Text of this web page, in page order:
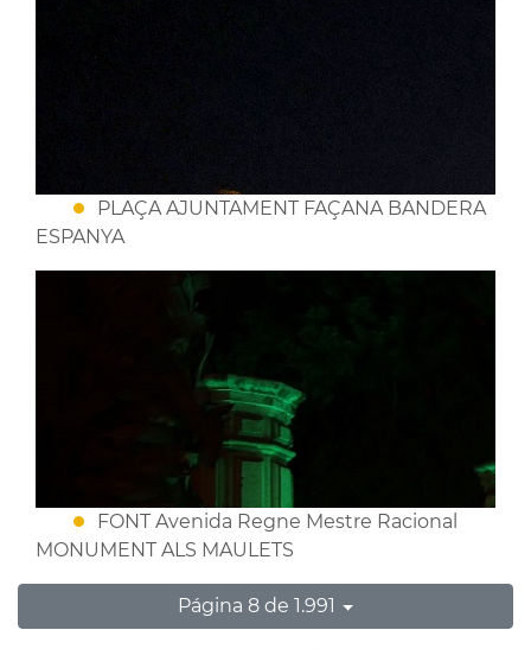
PLAÇA AJUNTAMENT FAÇANA BANDERA
ESPANYA
FONT Avenida Regne Mestre Racional
MONUMENT ALS MAULETS
Página 8 de 1.991